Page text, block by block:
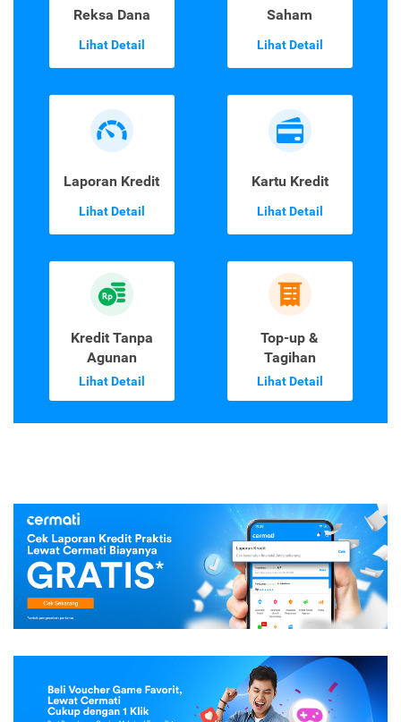
Reksa Dana
Lihat Detail
Saham
Lihat Detail
Laporan Kredit
Lihat Detail
Kartu Kredit
Lihat Detail
Kredit Tanpa
Agunan
Lihat Detail
Top-up &
Tagihan
Lihat Detail